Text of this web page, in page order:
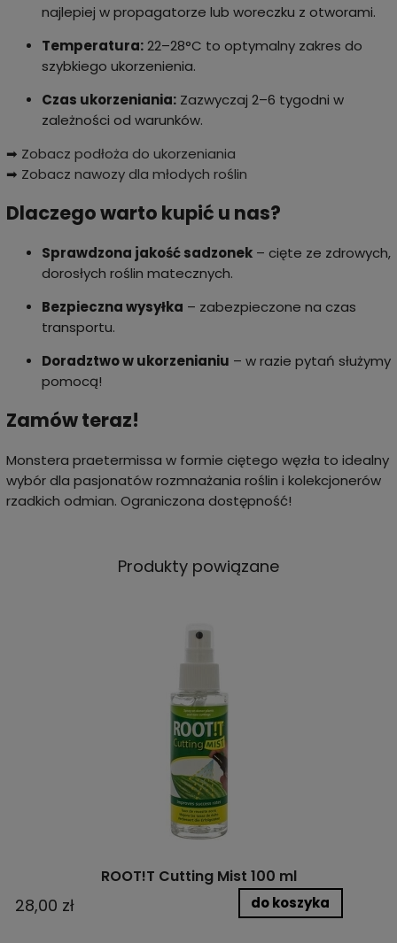
najlepiej w propagatorze lub woreczku z otworami.
Temperatura:22–28°C to optymalny zakres do
szybkiego ukorzenienia.
Czas ukorzeniania:Zazwyczaj 2–6 tygodni w
zależności od warunków.
➡ Zobacz podłoża do ukorzeniania
➡ Zobacz nawozy dla młodych roślin
Dlaczego warto kupić u nas?
Sprawdzona jakość sadzonek– cięte ze zdrowych,
dorosłych roślin matecznych.
Bezpieczna wysyłka – zabezpieczone na czas
transportu.
Doradztwo w ukorzenianiu – w razie pytań służymy
pomocą!
Zamów teraz!
Monstera praetermissa w formie ciętego węzła to idealny
wybór dla pasjonatów rozmnażania roślin i kolekcjonerów
rzadkich odmian. Ograniczona dostępność!
Produkty powiązane
ROOT!T Cutting Mist 100 ml
28,00 zł do koszyka